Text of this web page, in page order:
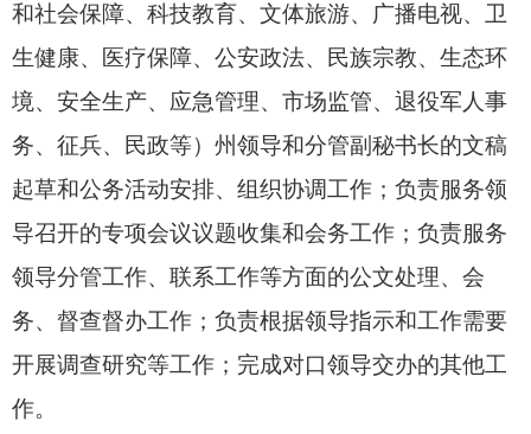
和社会保障、 科技教育、 文体旅游、 广播电视、 卫
生健康、
医疗保障、 公安政法、 民族宗教、 生态环
境、 安全生产、 应急管理、 市场监管、 退役军人事
务、 征兵、
民政等）州领导和分管副秘书长的文稿
起草和公务活动安排、 组织协调工作； 负责服务领
导召开的专项会议议题收集和会务工作； 负责服务
领导分管工作、 联系工作等方面的公文处理、 会
务、 督查督办工作； 负责根据领导指示和工作需要
开展调查研究等工作； 完成对口领导交办的其他工
作。